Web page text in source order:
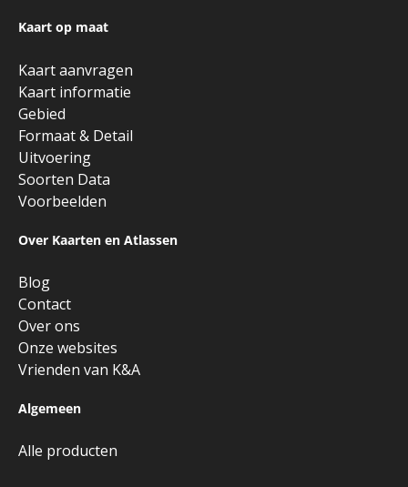
Kaart op maat
Kaart aanvragen
Kaart informatie
Gebied
Formaat & Detail
Uitvoering
Soorten Data
Voorbeelden
Over Kaarten en Atlassen
Blog
Contact
Over ons
Onze websites
Vrienden van K&A
Algemeen
Alle producten